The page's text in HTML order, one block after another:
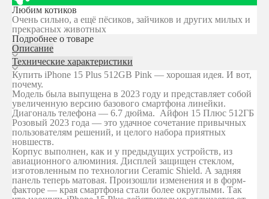
Любим котиков
Очень сильно, а ещё пёсиков, зайчиков и других милых и
прекрасных животных
Подробнее о товаре
Описание
Технические характеристики
Купить iPhone 15 Plus 512GB Pink — хорошая идея. И вот,
почему.
Модель была выпущена в 2023 году и представляет собой
увеличенную версию базового смартфона линейки.
Диагональ телефона — 6.7 дюйма. Айфон 15 Плюс 512ГБ
Розовый 2023 года — это удачное сочетание привычных
пользователям решений, и целого набора приятных
новшеств.
Корпус выполнен, как и у предыдущих устройств, из
авиационного алюминия. Дисплей защищен стеклом,
изготовленным по технологии Ceramic Shield. А задняя
панель теперь матовая. Произошли изменения и в форм-
факторе — края смартфона стали более округлыми. Так